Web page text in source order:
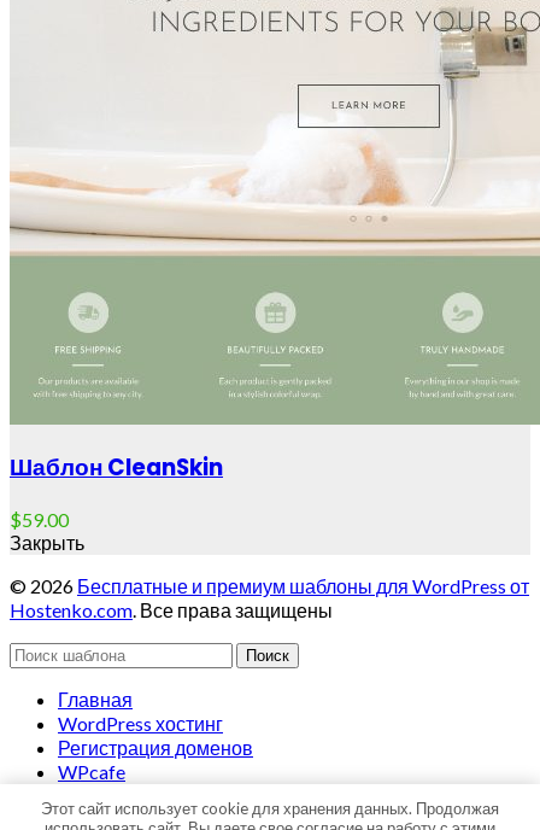
Шаблон CleanSkin
$59.00
Закрыть
© 2026 Бесплатные и премиум шаблоны для WordPress от
Hostenko.com. Все права защищены
Поиск
Главная
WordPress хостинг
Регистрация доменов
WPcafe
Наверх
Этот сайт использует cookie для хранения данных. Продолжая